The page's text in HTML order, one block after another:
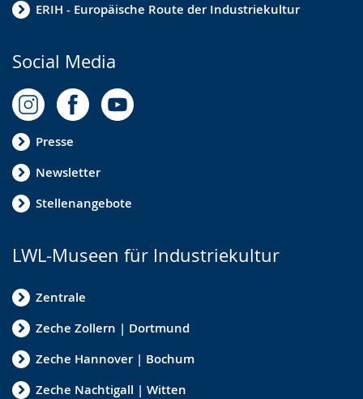
ERIH - Europäische Route der Industriekultur
Social Media
Presse
Newsletter
Stellenangebote
LWL-Museen für Industriekultur
Zentrale
Zeche Zollern | Dortmund
Zeche Hannover | Bochum
Zeche Nachtigall | Witten